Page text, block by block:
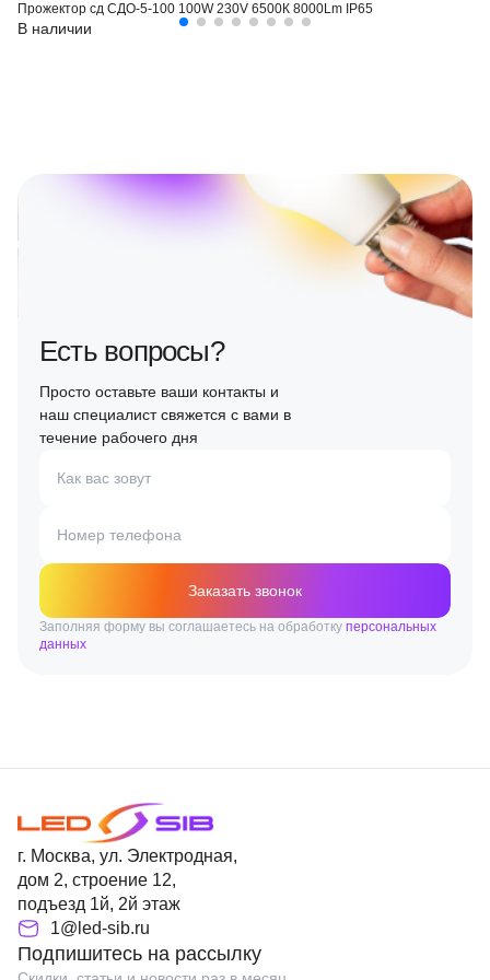
Прожектор сд СДО-5-100 100W 230V 6500К 8000Lm IP65
В наличии
Есть вопросы?
Просто оставьте ваши контакты и
наш специалист свяжется с вами в
течение рабочего дня
Как вас зовут
Номер телефона
Заказать звонок
Заполняя форму вы соглашаетесь на обработку персональных
данных
г. Москва, ул. Электродная,
дом 2, строение 12,
подъезд 1й, 2й этаж
1@led-sib.ru
Подпишитесь на рассылку